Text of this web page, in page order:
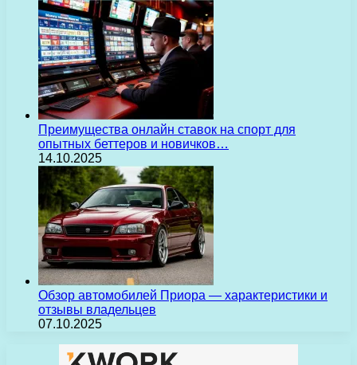
Преимущества онлайн ставок на спорт для
опытных беттеров и новичков…
14.10.2025
Обзор автомобилей Приора — характеристики и
отзывы владельцев
07.10.2025